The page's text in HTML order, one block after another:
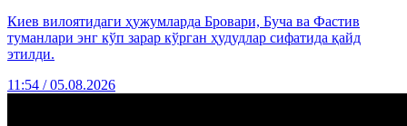
Киев вилоятидаги ҳужумларда Бровари, Буча ва Фастив
туманлари энг кўп зарар кўрган ҳудудлар сифатида қайд
этилди.
11:54 / 05.08.2026